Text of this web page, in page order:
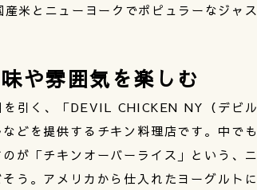
米とニューヨークでポピュラーなジャス
や雰囲気を楽しむ
引く、「DEVIL CHICKEN NY（デビル
どを提供するチキン料理店です。中でも
が「チキンオーバーライス」という、ニ
う。アメリカから仕入れたヨーグルトに